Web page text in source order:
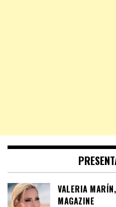
VALERIA
MAGAZINE